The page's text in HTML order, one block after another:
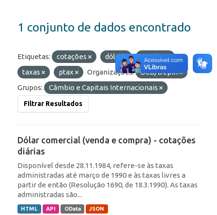
1 conjunto de dados encontrado
Etiquetas: cotações dólar
câmbio
taxas
ptax Organizações:
BCB/Depin
Grupos:
Câmbio e Capitais Internacionais
Filtrar Resultados
Dólar comercial (venda e compra) - cotações
diárias
Disponível desde 28.11.1984, refere-se às taxas
administradas até março de 1990 e às taxas livres a
partir de então (Resolução 1690, de 18.3.1990). As taxas
administradas são...
HTML API OData JSON